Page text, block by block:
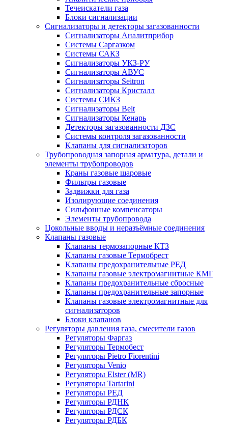
Течеискатели газа
Блоки сигнализации
Сигнализаторы и детекторы загазованности
Сигнализаторы Аналитприбор
Системы Саргазком
Системы САКЗ
Сигнализаторы УКЗ-РУ
Сигнализаторы АВУС
Сигнализаторы Seitron
Сигнализаторы Кристалл
Системы СИКЗ
Сигнализаторы Belt
Сигнализаторы Кенарь
Детекторы загазованности ДЗС
Системы контроля загазованности
Клапаны для сигнализаторов
Трубопроводная запорная арматура, детали и
элементы трубопроводов
Краны газовые шаровые
Фильтры газовые
Задвижки для газа
Изолирующие соединения
Сильфонные компенсаторы
Элементы трубопровода
Цокольные вводы и неразъёмные соединения
Клапаны газовые
Клапаны термозапорные КТЗ
Клапаны газовые Термобрест
Клапаны предохранительные РЕД
Клапаны газовые электромагнитные КМГ
Клапаны предохранительные сбросные
Клапаны предохранительные запорные
Клапаны газовые электромагнитные для
сигнализаторов
Блоки клапанов
Регуляторы давления газа, смесители газов
Регуляторы Фаргаз
Регуляторы Термобест
Регуляторы Pietro Fiorentini
Регуляторы Venio
Регуляторы Elster (MR)
Регуляторы Tartarini
Регуляторы РЕД
Регуляторы РДНК
Регуляторы РДСК
Регуляторы РДБК